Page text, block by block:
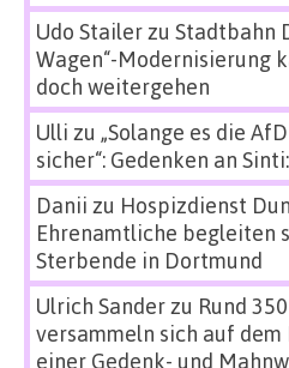
Udo Stailerzu Stadtbahn
Wagen“-Modernisierung
doch weitergehen
Ulli zu „Solange es die
sicher“: Gedenken an
Danii zu Hospizdienst
Ehrenamtliche begleiten
Sterbende in Dortmund
Ulrich Sanderzu Rund
versammeln sich auf
einer Gedenk- und